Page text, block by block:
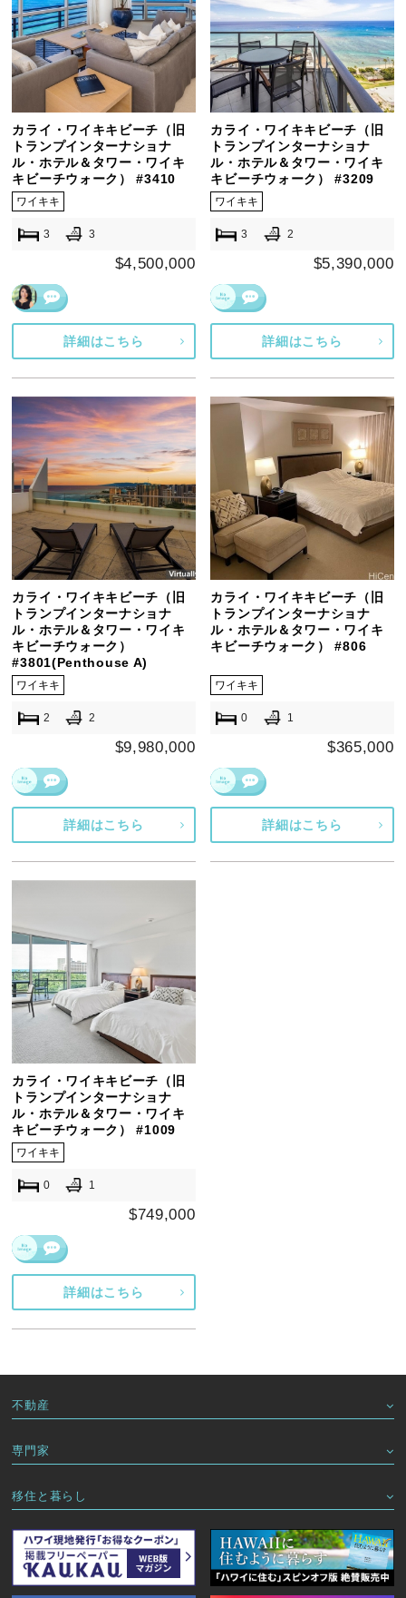
カライ・ワイキキビーチ（旧
トランプインターナショナ
ル・ホテル＆タワー・ワイキ
キビーチウォーク） #3410
ワイキキ
3 3
$4,500,000
詳細はこちら
カライ・ワイキキビーチ（旧
トランプインターナショナ
ル・ホテル＆タワー・ワイキ
キビーチウォーク） #3209
ワイキキ
3 2
$5,390,000
詳細はこちら
カライ・ワイキキビーチ（旧
トランプインターナショナ
ル・ホテル＆タワー・ワイキ
キビーチウォーク）
#3801(Penthouse A)
ワイキキ
2 2
$9,980,000
詳細はこちら
カライ・ワイキキビーチ（旧
トランプインターナショナ
ル・ホテル＆タワー・ワイキ
キビーチウォーク） #806
ワイキキ
0 1
$365,000
詳細はこちら
カライ・ワイキキビーチ（旧
トランプインターナショナ
ル・ホテル＆タワー・ワイキ
キビーチウォーク） #1009
ワイキキ
0 1
$749,000
詳細はこちら
不動産
専門家
移住と暮らし